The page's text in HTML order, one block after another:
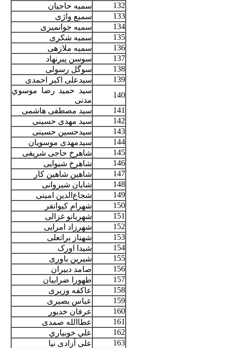
132
سميه حاجيان
133
سمیع واژی
134
سمیه جوانمیری
135
سمیه شکری
136
سمیه ملازهی
137
سوسن پیرنهاد
138
سوگل رسولی
139
سيدعلى اكبر احمدى
140
سید حمید رضا موسوي
مدنی
141
سید مصطفی هاشمی
142
سید مهدی حسینی
143
سیدحسین حسینی
144
سیدمهدی موسویان
145
شاهرخ حاجی شریفی
146
شاهرخ شیوایی
147
شاهین شاهین کار
148
شایان شیروانی
149
شجاع‌الدین امینی
150
شهرام کیوانفر
151
شهربانو غزالی
152
شهرزاد امرایی
153
شهناز براتعلی
154
شیدا اورک
155
شیرین یاوری
156
صامد دبيران
157
طهورا ضرابیان
158
عاکفه وزیری
159
عباس بصیری
160
عرفان خدیور
161
عطاالله صمدی
162
علي خوبياري
163
علی آزادی نیا